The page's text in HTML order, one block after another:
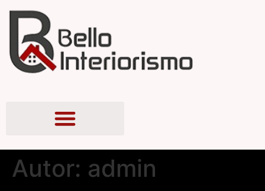
Autor: admin